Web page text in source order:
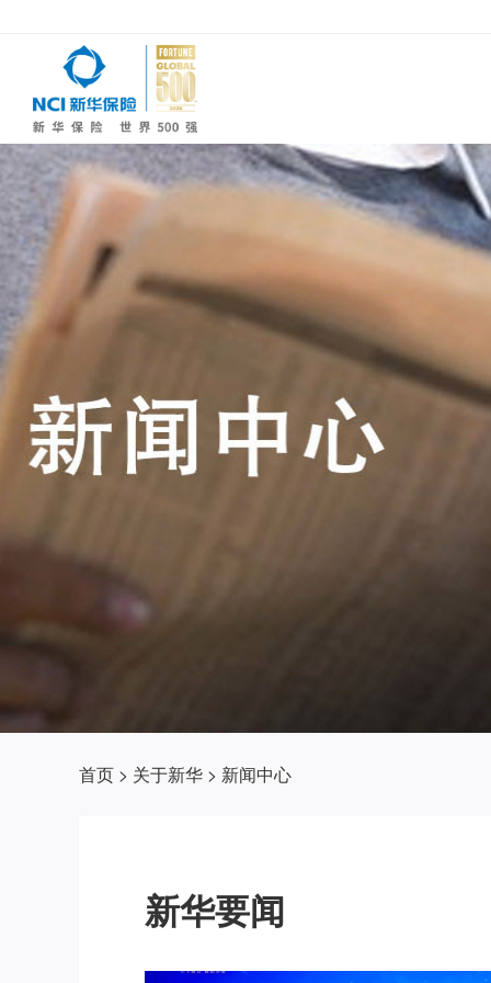
首页 > 关于新华 > 新闻中心
新华要闻